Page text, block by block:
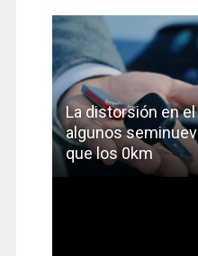
La distorsión en
algunos
que los 0km